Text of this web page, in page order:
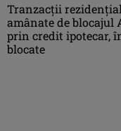
Tranzacții
amânate de blocajul
prin credit ipotecar,
blocate